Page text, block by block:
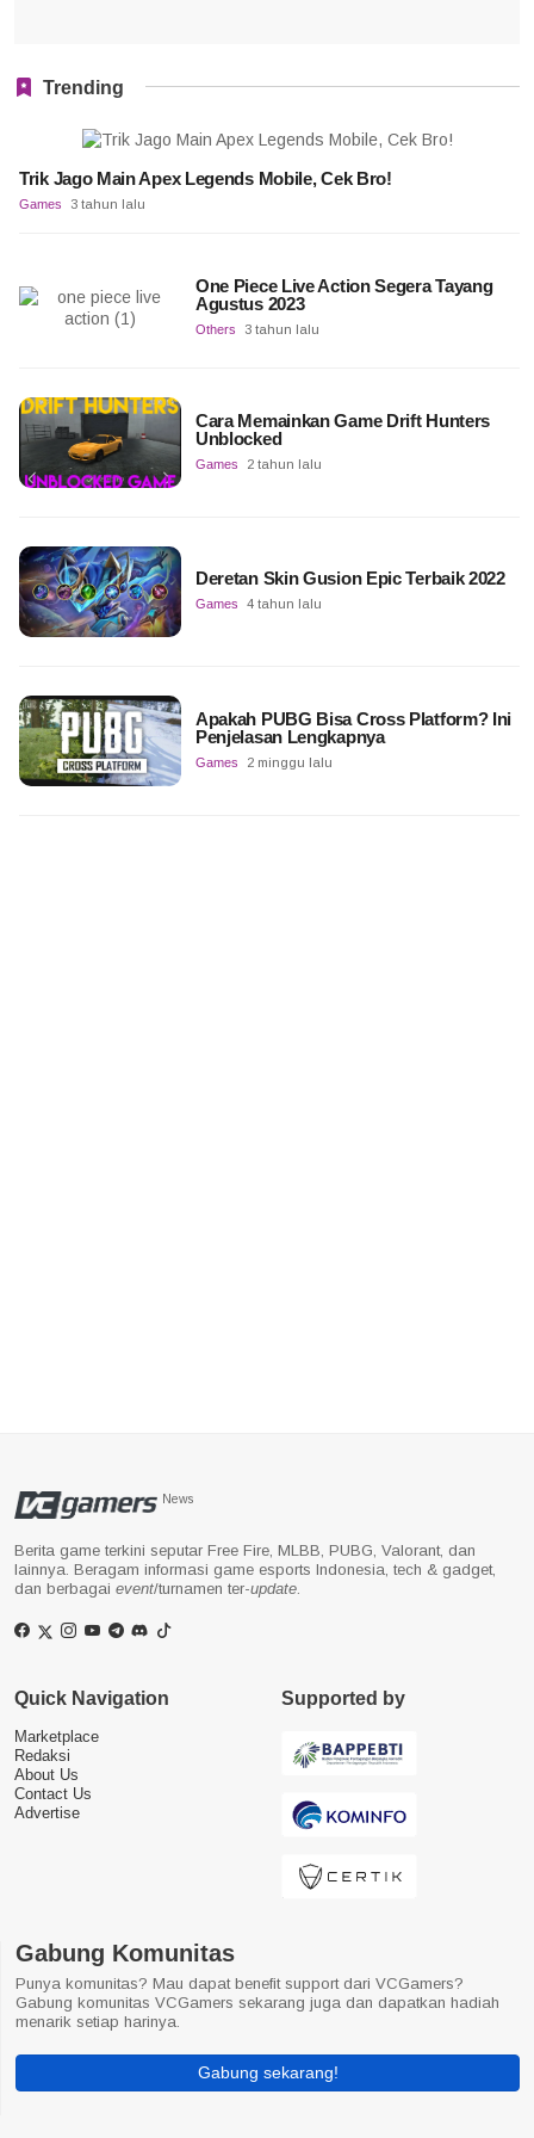
Trending
Trik Jago Main Apex Legends Mobile, Cek Bro!
Games 3 tahun lalu
One Piece Live Action Segera Tayang
Agustus 2023
Others 3 tahun lalu
Cara Memainkan Game Drift Hunters
Unblocked
Games 2 tahun lalu
Deretan Skin Gusion Epic Terbaik 2022
Games 4 tahun lalu
Apakah PUBG Bisa Cross Platform? Ini
Penjelasan Lengkapnya
Games 2 minggu lalu
News
Berita game terkini seputar Free Fire, MLBB, PUBG, Valorant, dan
lainnya. Beragam informasi game esports Indonesia, tech & gadget,
dan berbagai event/turnamen ter-update.
Quick Navigation
Marketplace
Redaksi
About Us
Contact Us
Advertise
Supported by
Gabung Komunitas
Punya komunitas? Mau dapat benefit support dari VCGamers?
Gabung komunitas VCGamers sekarang juga dan dapatkan hadiah
menarik setiap harinya.
Gabung sekarang!